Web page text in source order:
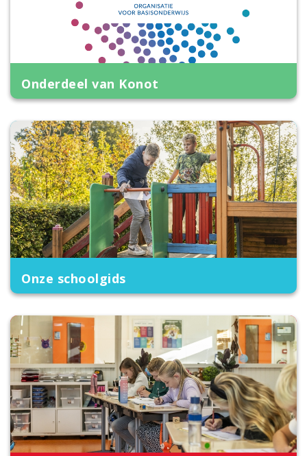
Onderdeel van Konot
Onze schoolgids